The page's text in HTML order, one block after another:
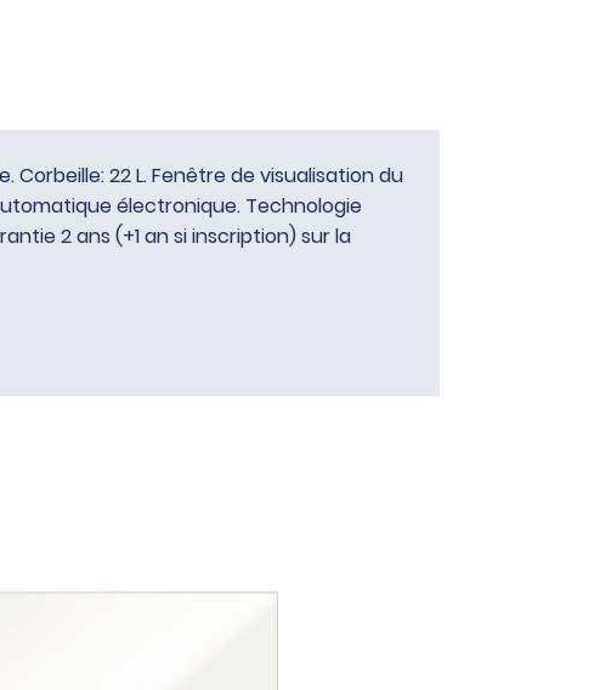
Corbeille: 22 L. Fenêtre de visualisation du
électronique. Technologie
2 ans (+1 an si inscription) sur la